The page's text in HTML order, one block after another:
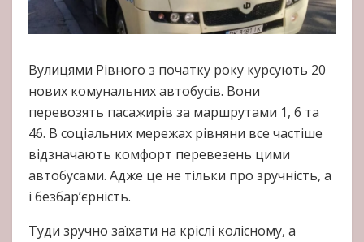
Вулицями Рівного з початку року курсують 20
нових комунальних автобусів. Вони
перевозять пасажирів за маршрутами 1, 6 та
46. В соціальних мережах рівняни все частіше
відзначають комфорт перевезень цими
автобусами. Адже це не тільки про зручність, а
і безбар’єрність.
Туди зручно заїхати на кріслі колісному, а